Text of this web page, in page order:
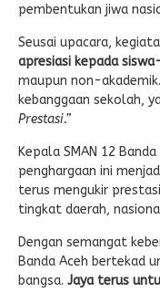
pembentukan jiwa
Seusai upacara,
apresiasi kepada
maupun non-
kebanggaan sekolah,
Prestasi.”
Kepala SMAN 12
penghargaan ini
terus mengukir
tingkat daerah,
Dengan semangat
Banda Aceh bertekad
bangsa. Jaya terus